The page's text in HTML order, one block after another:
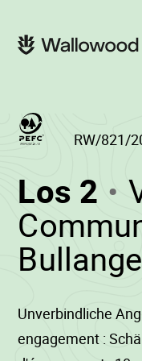
springen
springen
Los 2
-
Bullange
RW/821/
Unverbindliche
engagement :